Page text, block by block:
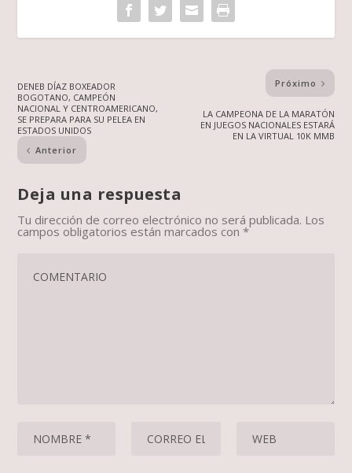
DENEB DÍAZ BOXEADOR
BOGOTANO, CAMPEÓN
NACIONAL Y CENTROAMERICANO,
SE PREPARA PARA SU PELEA EN
ESTADOS UNIDOS
Anterior
Próximo
LA CAMPEONA DE LA MARATÓN
EN JUEGOS NACIONALES ESTARÁ
EN LA VIRTUAL 10K MMB
Deja una respuesta
Tu dirección de correo electrónico no será publicada. Los
campos obligatorios están marcados con*